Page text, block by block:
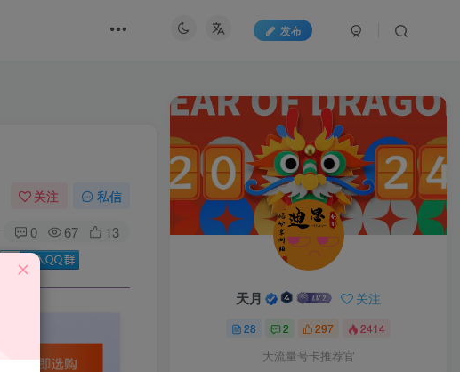
发布
关注 私信
0 67 13
天月 关注
28 2 297 2414
大流量号卡推荐官